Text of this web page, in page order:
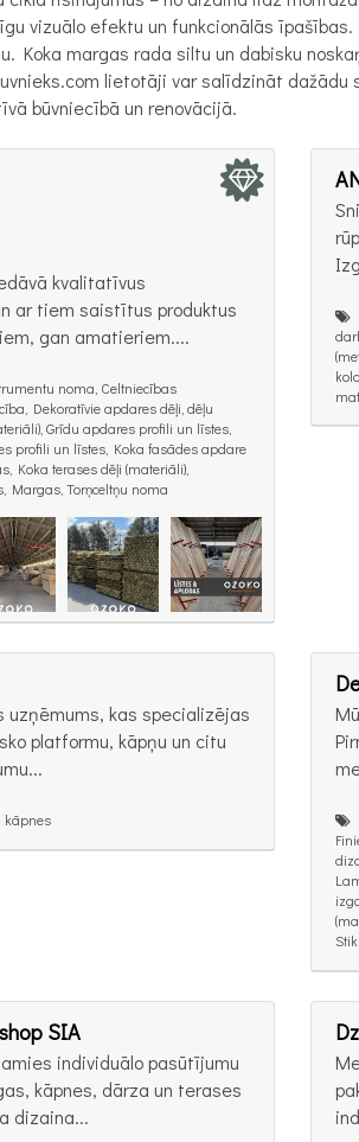
vizuālo efektu un funkcionālās
Koka margas rada siltu un dabisku
lietotāji var salīdzināt
būvniecībā un renovācijā.
kvalitatīvus
ar tiem saistītus produktus
gan amatieriem....
noma, Celtniecības
Dekoratīvie apdares dēļi, dēļu
Grīdu apdares profili un līstes,
profili un līstes, Koka fasādes apdare
Koka terases dēļi (materiāli),
Margas, Torņceltņu noma
kas specializējas
platformu, kāpņu un citu
SIA
individuālo pasūtījumu
kāpnes, dārza un terases
dizaina...